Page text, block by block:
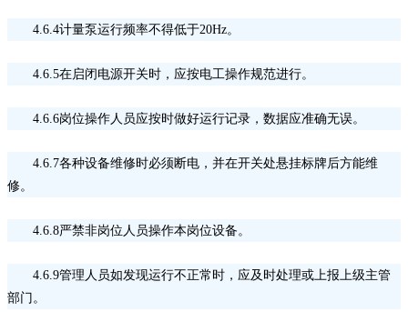
4.6.4计量泵运行频率不得低于20Hz。
4.6.5在启闭电源开关时，应按电工操作规范进行。
4.6.6岗位操作人员应按时做好运行记录，数据应准确无误。
4.6.7各种设备维修时必须断电，并在开关处悬挂标牌后方能维
修。
4.6.8严禁非岗位人员操作本岗位设备。
4.6.9管理人员如发现运行不正常时，应及时处理或上报上级主管
部门。